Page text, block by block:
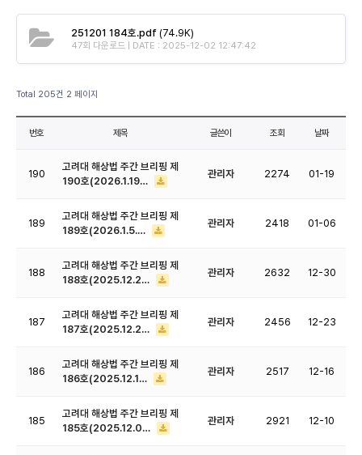
251201 184호.pdf (74.9K)
47회 다운로드 | DATE : 2025-12-02 12:47:42
Total 205건 2 페이지
번호 제목 글쓴이 조회 날짜
190
고려대 해상법 주간 브리핑 제
190호(2026.1.19…
관리자 2274 01-19
189
고려대 해상법 주간 브리핑 제
189호(2026.1.5.…
관리자 2418 01-06
188
고려대 해상법 주간 브리핑 제
188호(2025.12.2…
관리자 2632 12-30
187
고려대 해상법 주간 브리핑 제
187호(2025.12.2…
관리자 2456 12-23
186
고려대 해상법 주간 브리핑 제
186호(2025.12.1…
관리자 2517 12-16
185
고려대 해상법 주간 브리핑 제
185호(2025.12.0…
관리자 2921 12-10